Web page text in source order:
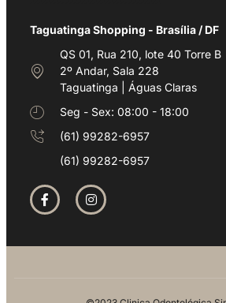
Taguatinga Shopping - Brasília / DF
QS 01, Rua 210, lote 40 Torre B
2º Andar, Sala 228
Taguatinga | Águas Claras
Seg - Sex: 08:00 - 18:00
(61) 99282-6957
(61) 99282-6957